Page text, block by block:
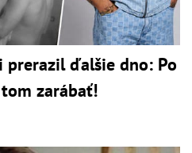
prerazil ďalšie dno: Po
tom zarábať!